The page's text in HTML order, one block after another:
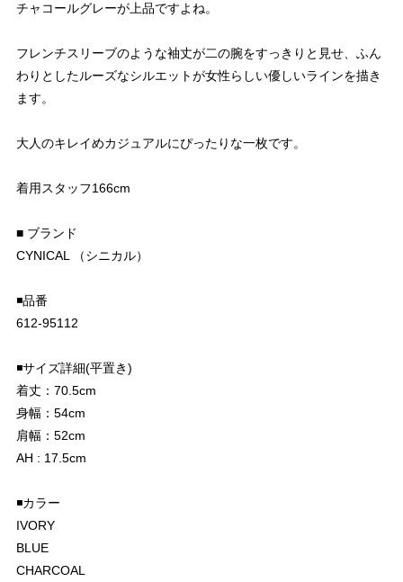
チャコールグレーが上品ですよね。
フレンチスリーブのような袖丈が二の腕をすっきりと見せ、ふん
わりとしたルーズなシルエットが女性らしい優しいラインを描き
ます。
大人のキレイめカジュアルにぴったりな一枚です。
着用スタッフ166cm
■ ブランド
CYNICAL （シニカル）
◾️品番
612-95112
◾️サイズ詳細(平置き)
着丈：70.5cm
身幅：54cm
肩幅：52cm
AH : 17.5cm
◾️カラー
IVORY
BLUE
CHARCOAL